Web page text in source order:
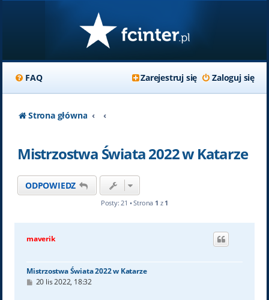
FAQ Zaloguj się
Zarejestruj się
Strona główna
Mistrzostwa Świata 2022 w Katarze
ODPOWIEDZ
Posty: 21 • Strona 1 z 1
maverik
Mistrzostwa Świata 2022 w Katarze
P20 lis 2022, 18:32